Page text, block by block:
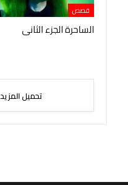
قصص
الساحرة الجزء الثانى
تحميل